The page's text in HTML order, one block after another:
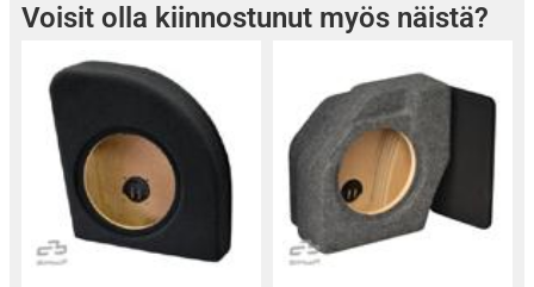
Voisit olla kiinnostunut myös näistä?